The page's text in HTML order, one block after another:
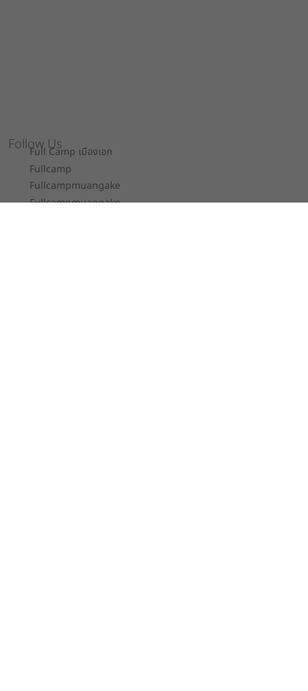
Follow Us
Full Camp เมืองเอก
Fullcamp
Fullcampmuangake
Fullcampmuangake